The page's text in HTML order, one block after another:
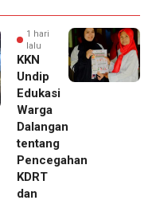
1 hari
lalu
KKN
Undip
Edukasi
Warga
Dalangan
tentang
Pencegahan
KDRT
dan